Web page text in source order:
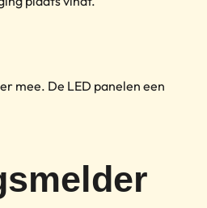
mee. De LED panelen een